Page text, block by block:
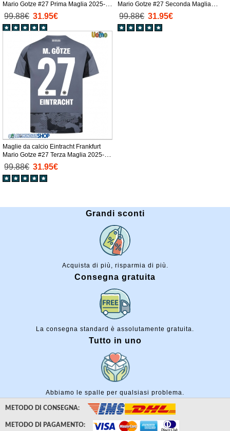
Mario Gotze #27 Prima Maglia 2025-26
Manica Corta
99.88€ 31.95€
Mario Gotze #27 Seconda Maglia
2025-26 Manica Corta
99.88€ 31.95€
Maglie da calcio Eintracht Frankfurt
Mario Gotze #27 Terza Maglia 2025-26
Manica Corta
99.88€ 31.95€
Grandi sconti
Acquista di più, risparmia di più.
Consegna gratuita
La consegna standard è assolutamente gratuita.
Tutto in uno
Abbiamo le spalle per qualsiasi problema.
METODO DI CONSEGNA:
METODO DI PAGAMENTO: